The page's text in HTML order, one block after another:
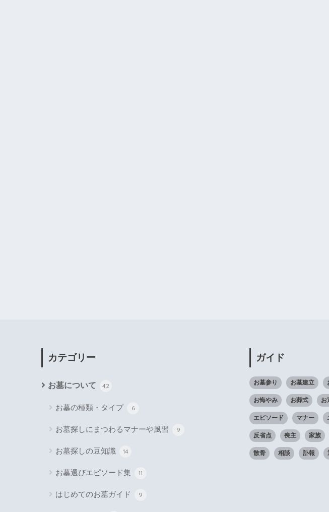
カテゴリー
お墓について 42
お墓の種類・タイプ 6
お墓探しにまつわるマナーや風習 9
お墓探しの豆知識 14
お墓選びエピソード集 11
はじめてのお墓ガイド 9
ガイド
お墓参り お墓建立
お悔やみ お葬式 お
エピソード マナー
反省点 喪主 家族
散骨 相談 訃報